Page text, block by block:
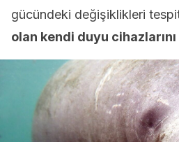
gücündeki değişiklikleri
olan kendi duyu